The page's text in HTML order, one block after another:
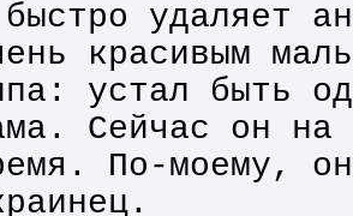
удаляет
красивым
устал быть
Сейчас он на
По-моему,